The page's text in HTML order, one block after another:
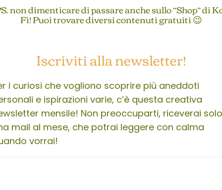
non dimenticare di passare anche sullo “Shop” di
Fi! Puoi trovare diversi contenuti gratuiti 😉
Iscriviti alla newsletter!
i curiosi che vogliono scoprire più aneddoti
e ispirazioni varie, c’è questa creativa
mensile! Non preoccuparti, riceverai solo
mail al mese, che potrai leggere con calma
vorrai!